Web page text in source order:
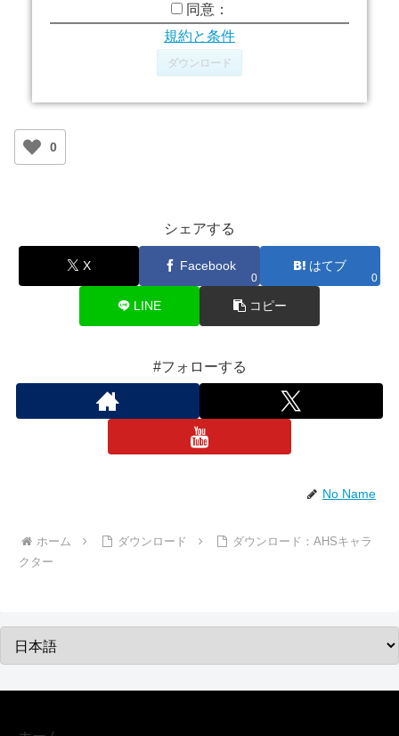
同意：
規約と条件
ダウンロード
0
シェアする
X Facebook
0
はてブ
0
LINE コピー
#フォローする
No Name
ホーム ダウンロード
ダウンロード：AHSキャラ
クター